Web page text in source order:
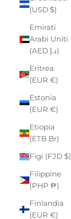
(USD $)
Emirati
Arabi Uniti
(AED د.إ)
Eritrea
(EUR €)
Estonia
(EUR €)
Etiopia
(ETB Br)
Figi (FJD $)
Filippine
(PHP ₱)
Finlandia
(EUR €)